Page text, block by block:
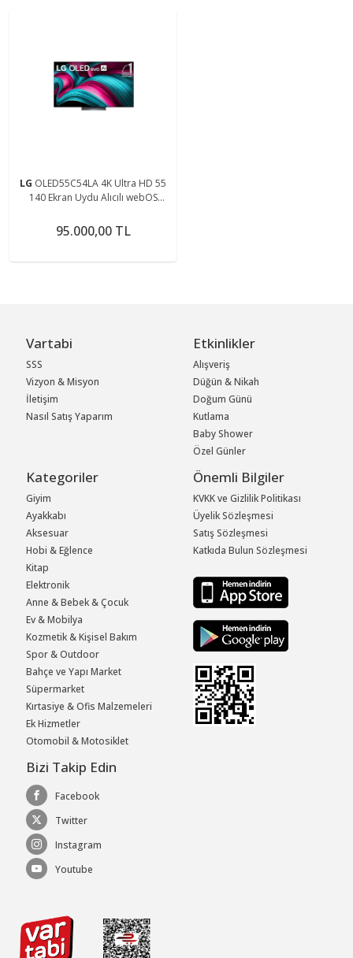
LG OLED55C54LA 4K Ultra HD 55
140 Ekran Uydu Alıcılı webOS
95.000,00 TL
Vartabi
SSS
Vizyon & Misyon
İletişim
Nasıl Satış Yaparım
Etkinlikler
Alışveriş
Düğün & Nikah
Doğum Günü
Kutlama
Baby Shower
Özel Günler
Kategoriler
Giyim
Ayakkabı
Aksesuar
Hobi & Eğlence
Kitap
Elektronik
Anne & Bebek & Çocuk
Ev & Mobilya
Kozmetik & Kişisel Bakım
Spor & Outdoor
Bahçe ve Yapı Market
Süpermarket
Kırtasiye & Ofis Malzemeleri
Ek Hizmetler
Otomobil & Motosiklet
Önemli Bilgiler
KVKK ve Gizlilik Politikası
Üyelik Sözleşmesi
Satış Sözleşmesi
Katkıda Bulun Sözleşmesi
Bizi Takip Edin
Facebook
Twitter
Instagram
Youtube